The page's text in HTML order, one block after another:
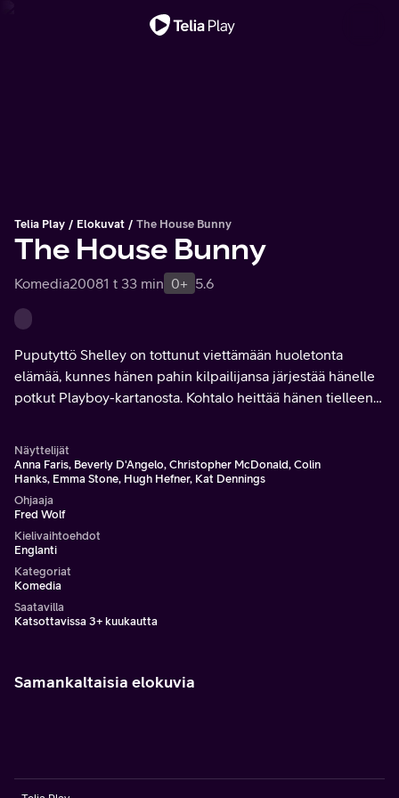
Telia Play Elokuvat The House Bunny
The House Bunny
Komedia20081 t 33 min 0+ 5.6
Puputyttö Shelley on tottunut viettämään huoletonta
elämää, kunnes hänen pahin kilpailijansa järjestää hänelle
potkut Playboy-kartanosta. Kohtalo heittää hänen tielleen
Näyttelijät
Anna Faris, Beverly D'Angelo, Christopher McDonald, Colin
Hanks, Emma Stone, Hugh Hefner, Kat Dennings
Ohjaaja
Fred Wolf
Kielivaihtoehdot
Englanti
Kategoriat
Komedia
Saatavilla
Katsottavissa 3+ kuukautta
Samankaltaisia elokuvia